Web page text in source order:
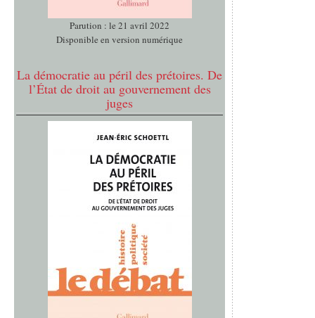
Parution : le 21 avril 2022
Disponible en version numérique
La démocratie au péril des prétoires. De
l’État de droit au gouvernement des
juges